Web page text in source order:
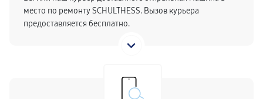
место по ремонту SCHULTHESS. Вызов курьера
предоставляется бесплатно.